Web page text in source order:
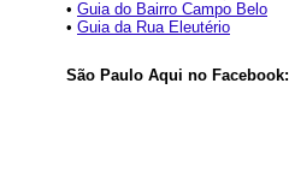
• Guia do Bairro Campo Belo
• Guia da Rua Eleutério
São Paulo Aqui no Facebook: